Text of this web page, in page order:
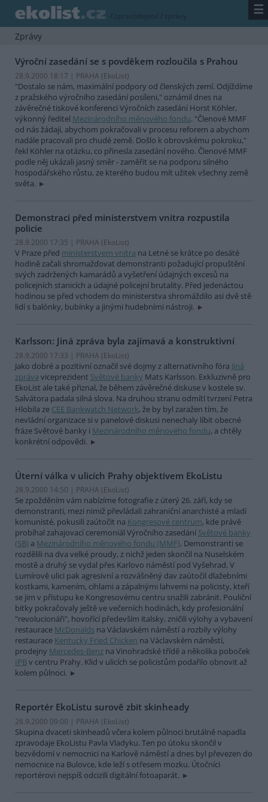
/ zpravodajství / zprávy ☰
Zprávy
Výroční zasedání se s povděkem rozloučila s Prahou
28.9.2000 18:17 | PRAHA (EkoList)
"Dostalo se nám, maximální podpory od členských zemí. Odjíždíme
z pražského výročního zasedání posíleni," oznámil dnes na
závěrečné tiskové konferenci Výročních zasedání Horst Köhler,
výkonný ředitel Mezinárodního měnového fondu. "Členové MMF
od nás žádají, abychom pokračovali v procesu reforem a abychom
nadále pracovali pro chudé země. Došlo k obrovskému pokroku,"
řekl Köhler na otázku, co přinesla zasedání nového. Členové MMF
podle něj ukázali jasný směr - zaměřit se na podporu silného
hospodářského růstu, ze kterého budou mít užitek všechny země
světa.
Demonstraci před ministerstvem vnitra rozpustila
policie
28.9.2000 17:35 | PRAHA (EkoList)
V Praze před ministerstvem vnitra na Letné se krátce po desáté
hodině začali shromažďovat demonstranti požadující propuštění
svých zadržených kamarádů a vyšetření údajných excesů na
policejních stanicích a údajné policejní brutality. Před jedenáctou
hodinou se před vchodem do ministerstva shromáždilo asi dvě stě
lidí s balónky, bubínky a jinými hudebními nástroji.
Karlsson: Jiná zpráva byla zajímavá a konstruktivní
28.9.2000 17:33 | PRAHA (EkoList)
Jako dobré a pozitivní označil své dojmy z alternativního fóra Jiná
zpráva viceprezident Světové banky Mats Karlsson. Exkluzivně pro
EkoList ale také přiznal, že během závěrečné diskuse v kostele sv.
Salvátora padala silná slova. Na druhou stranu odmítl tvrzení Petra
Hlobila ze CEE Bankwatch Network, že by byl zaražen tím, že
nevládní organizace si v panelové diskusi nenechaly líbit obecné
fráze Světové banky i Mezinárodního měnového fondu, a chtěly
konkrétní odpovědi.
Úterní válka v ulicích Prahy objektivem EkoListu
28.9.2000 14:50 | PRAHA (EkoList)
Se zpožděním vám nabízíme fotografie z úterý 26. září, kdy se
demonstranti, mezi nimiž převládali zahraniční anarchisté a mladí
komunisté, pokusili zaútočit na Kongresové centrum, kde právě
probíhal zahajovací ceremoniál Výročního zasedání Světové banky
(SB) a Mezinárodního měnového fondu (MMF). Demonstranti se
rozdělili na dva velké proudy, z nichž jeden skončil na Nuselském
mostě a druhý se vydal přes Karlovo náměstí pod Vyšehrad. V
Lumírově ulici pak agresivní a rozvášněný dav zaútočil dlažebními
kostkami, kamením, cihlami a zápalnými lahvemi na policisty, kteří
se jim v přístupu ke Kongresovému centru snažili zabránit. Pouliční
bitky pokračovaly ještě ve večerních hodinách, kdy profesionální
"revolucionáři", hovořící především italsky, zničili výlohy a vybavení
restaurace McDonalds na Václavském náměstí a rozbily výlohy
restaurace Kentucky Fried Chicken na Václavském náměstí,
prodejny Mercedes-Benz na Vinohradské třídě a několika poboček
IPBv centru Prahy. Klid v ulicích se policistům podařilo obnovit až
kolem půlnoci.
Reportér EkoListu surově zbit skinheady
28.9.2000 09:00 | PRAHA (EkoList)
Skupina dvaceti skinheadů včera kolem půlnoci brutálně napadla
zpravodaje EkoListu Pavla Vladyku. Ten po útoku skončil v
bezvědomí v nemocnici na Karlově náměstí a dnes byl převezen do
nemocnice na Bulovce, kde leží s otřesem mozku. Útočníci
reportérovi nejspíš odcizili digitální fotoaparát.